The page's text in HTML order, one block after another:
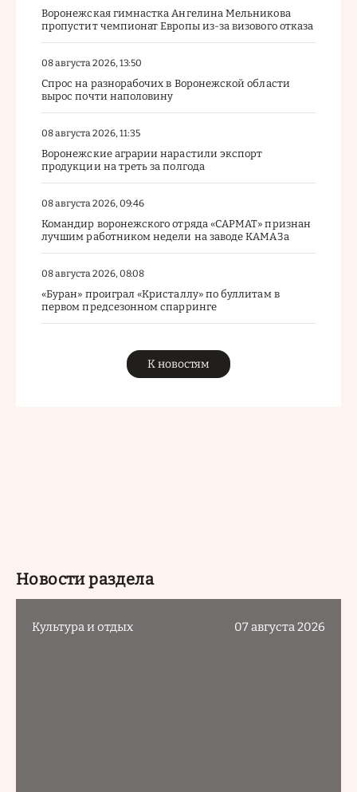
Воронежская гимнастка Ангелина Мельникова
пропустит чемпионат Европы из-за визового отказа
08 августа 2026, 13:50
Спрос на разнорабочих в Воронежской области
вырос почти наполовину
08 августа 2026, 11:35
Воронежские аграрии нарастили экспорт
продукции на треть за полгода
08 августа 2026, 09:46
Командир воронежского отряда «САРМАТ» признан
лучшим работником недели на заводе КАМАЗа
08 августа 2026, 08:08
«Буран» проиграл «Кристаллу» по буллитам в
первом предсезонном спарринге
К новостям
Новости раздела
Культура и отдых 07 августа 2026